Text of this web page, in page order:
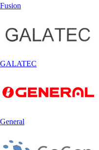
Fusion
GALATEC
General